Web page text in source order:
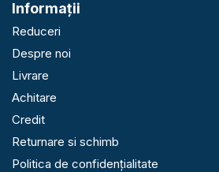
Informaţii
Reduceri
Despre noi
Livrare
Achitare
Credit
Returnare si schimb
Politica de confidențialitate